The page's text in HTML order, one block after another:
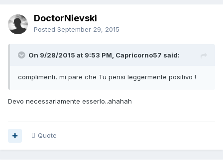
DoctorNievski
Posted September 29, 2015
On 9/28/2015 at 9:53 PM, Capricorno57 said:
complimenti, mi pare che Tu pensi leggermente positivo !
Devo necessariamente esserlo..ahahah
Quote